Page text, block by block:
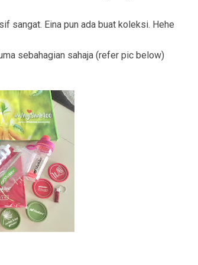
sangat. Eina pun ada buat koleksi. Hehe
sebahagian sahaja (refer pic below)